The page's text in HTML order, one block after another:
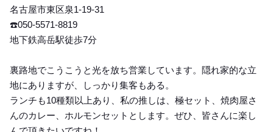
名古屋市東区泉1-19-31
☎️050-5571-8819
地下鉄高岳駅徒歩7分
裏路地でこうこうと光を放ち営業しています。隠れ家的な立
地にありますが、しっかり集客もある。
ランチも10種類以上あり、私の推しは、極セット、焼肉屋さ
んのカレー、ホルモンセットとします。ぜひ、皆さんに楽し